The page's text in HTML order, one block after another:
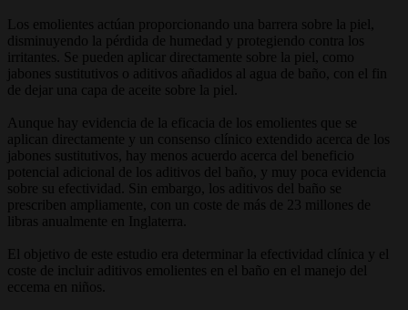
Los emolientes actúan proporcionando una barrera sobre la piel,
disminuyendo la pérdida de humedad y protegiendo contra los
irritantes. Se pueden aplicar directamente sobre la piel, como
jabones sustitutivos o aditivos añadidos al agua de baño, con el fin
de dejar una capa de aceite sobre la piel.
Aunque hay evidencia de la eficacia de los emolientes que se
aplican directamente y un consenso clínico extendido acerca de los
jabones sustitutivos, hay menos acuerdo acerca del beneficio
potencial adicional de los aditivos del baño, y muy poca evidencia
sobre su efectividad. Sin embargo, los aditivos del baño se
prescriben ampliamente, con un coste de más de 23 millones de
libras anualmente en Inglaterra.
El objetivo de este estudio era determinar la efectividad clínica y el
coste de incluir aditivos emolientes en el baño en el manejo del
eccema en niños.